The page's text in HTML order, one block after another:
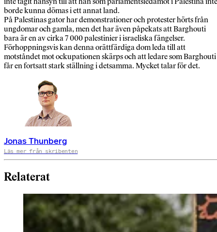
borde kunna dömas i ett annat land.
På Palestinas gator har demonstrationer och protester hörts från
ungdomar och gamla, men det har även påpekats att Barghouti
bara är en av cirka 7 000 palestinier i israeliska fängelser.
Förhoppningsvis kan denna orättfärdiga dom leda till att
motståndet mot ockupationen skärps och att ledare som Barghouti
får en fortsatt stark ställning i detsamma. Mycket talar för det.
Jonas Thunberg
Läs mer från skribenten
Relaterat